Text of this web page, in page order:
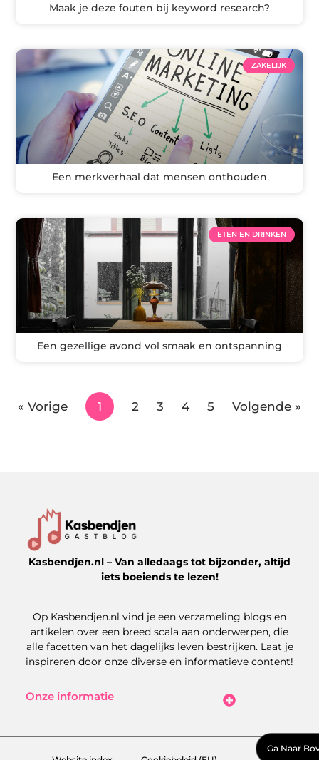
Ga Naar
Maak je deze fouten bij keyword research?
ZAKELIJK
Een merkverhaal dat mensen onthouden
ETEN EN DRINKEN
Een gezellige avond vol smaak en ontspanning
« Vorige 1 2 3 4 5 Volgende »
Kasbendjen.nl – Van alledaags tot bijzonder, altijd
iets boeiends te lezen!
Op Kasbendjen.nl vind je een verzameling blogs en
artikelen over een breed scala aan onderwerpen, die
alle facetten van het dagelijks leven bestrijken. Laat je
inspireren door onze diverse en informatieve content!
Onze informatie